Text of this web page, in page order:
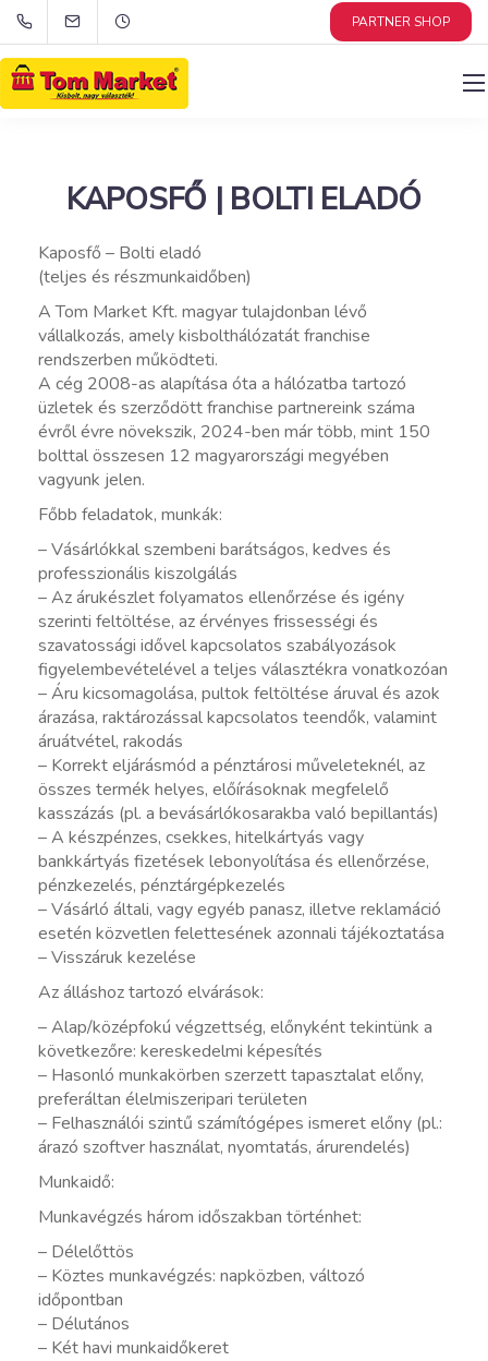
PARTNER SHOP
KAPOSFŐ | BOLTI ELADÓ
Kaposfő – Bolti eladó
(teljes és részmunkaidőben)
A Tom Market Kft. magyar tulajdonban lévő
vállalkozás, amely kisbolthálózatát franchise
rendszerben működteti.
A cég 2008-as alapítása óta a hálózatba tartozó
üzletek és szerződött franchise partnereink száma
évről évre növekszik, 2024-ben már több, mint 150
bolttal összesen 12 magyarországi megyében
vagyunk jelen.
Főbb feladatok, munkák:
– Vásárlókkal szembeni barátságos, kedves és
professzionális kiszolgálás
– Az árukészlet folyamatos ellenőrzése és igény
szerinti feltöltése, az érvényes frissességi és
szavatossági idővel kapcsolatos szabályozások
figyelembevételével a teljes választékra vonatkozóan
– Áru kicsomagolása, pultok feltöltése áruval és azok
árazása, raktározással kapcsolatos teendők, valamint
áruátvétel, rakodás
– Korrekt eljárásmód a pénztárosi műveleteknél, az
összes termék helyes, előírásoknak megfelelő
kasszázás (pl. a bevásárlókosarakba való bepillantás)
– A készpénzes, csekkes, hitelkártyás vagy
bankkártyás fizetések lebonyolítása és ellenőrzése,
pénzkezelés, pénztárgépkezelés
– Vásárló általi, vagy egyéb panasz, illetve reklamáció
esetén közvetlen felettesének azonnali tájékoztatása
– Visszáruk kezelése
Az álláshoz tartozó elvárások:
– Alap/középfokú végzettség, előnyként tekintünk a
következőre: kereskedelmi képesítés
– Hasonló munkakörben szerzett tapasztalat előny,
preferáltan élelmiszeripari területen
– Felhasználói szintű számítógépes ismeret előny (pl.:
árazó szoftver használat, nyomtatás, árurendelés)
Munkaidő:
Munkavégzés három időszakban történhet:
– Délelőttös
– Köztes munkavégzés: napközben, változó
időpontban
– Délutános
– Két havi munkaidőkeret